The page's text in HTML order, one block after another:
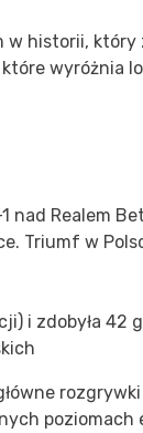
w historii, który
wyróżnia
nad Realem
Triumf w
i zdobyła 42
rozgrywki
poziomach